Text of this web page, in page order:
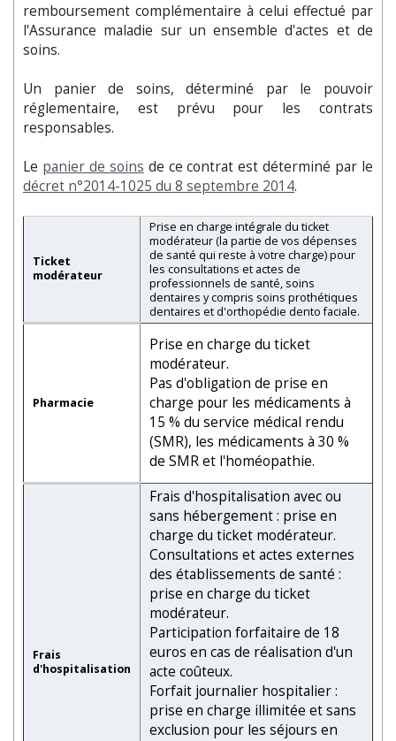
remboursement complémentaire à celui effectué par
l'Assurance maladie sur un ensemble d'actes et de
soins.
Un panier de soins, déterminé par le pouvoir
réglementaire, est prévu pour les contrats
responsables.
Le panier de soins de ce contrat est déterminé par le
décret n°2014-1025 du 8 septembre 2014.
Ticket
modérateur
Prise en charge intégrale du ticket
modérateur (la partie de vos dépenses
de santé qui reste à votre charge) pour
les consultations et actes de
professionnels de santé, soins
dentaires y compris soins prothétiques
dentaires et d'orthopédie dento faciale.
Pharmacie
Prise en charge du ticket
modérateur.
Pas d'obligation de prise en
charge pour les médicaments à
15 % du service médical rendu
(SMR), les médicaments à 30 %
de SMR et l'homéopathie.
Frais
d'hospitalisation
Frais d'hospitalisation avec ou
sans hébergement : prise en
charge du ticket modérateur.
Consultations et actes externes
des établissements de santé :
prise en charge du ticket
modérateur.
Participation forfaitaire de 18
euros en cas de réalisation d'un
acte coûteux.
Forfait journalier hospitalier :
prise en charge illimitée et sans
exclusion pour les séjours en